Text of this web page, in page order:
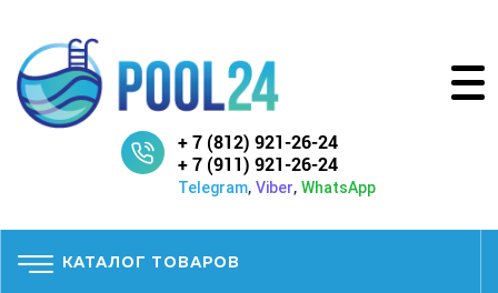
+ 7 (812) 921-26-24
+ 7 (911) 921-26-24
Telegram, Viber, WhatsApp
КАТАЛОГ ТОВАРОВ